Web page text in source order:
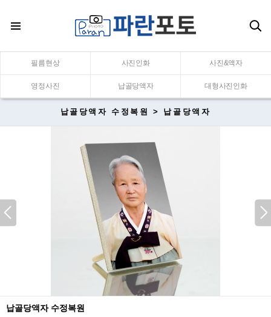
필름현상 사진인화 사진&액자
영정사진 납골당액자 대형사진인화
납골당액자 수정복원 > 납골당액자
납골당액자 수정복원